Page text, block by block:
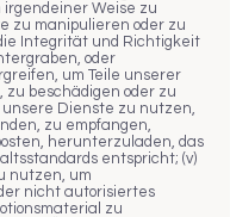
Weise zu
zu manipulieren oder zu
Integrität und Richtigkeit
oder
um Teile unserer
zu beschädigen oder zu
unsere Dienste zu nutzen,
zu empfangen,
herunterzuladen, das
entspricht; (v)
nutzen, um
nicht autorisiertes
zu